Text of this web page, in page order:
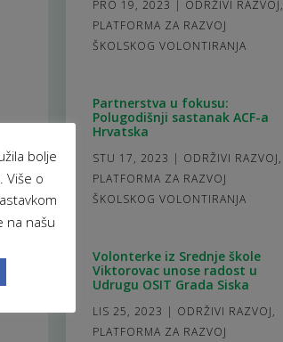
PRO 19, 2023 | ODRŽIVI RAZVOJ,
PLATFORMA ZA RAZVOJ
ŠKOLSKOG VOLONTIRANJA
Partnerstva u fokusu:
Polugodišnji sastanak ACF-a
Hrvatska
STU 17, 2023 | ODRŽIVI RAZVOJ,
PLATFORMA ZA RAZVOJ
ŠKOLSKOG VOLONTIRANJA
Volonterke iz Srednje škole
Viktorovac unose radost u
Udrugu OSIT Grada Siska
LIS 25, 2023 | ODRŽIVI RAZVOJ,
PLATFORMA ZA RAZVOJ
bolje
Više o
na našu